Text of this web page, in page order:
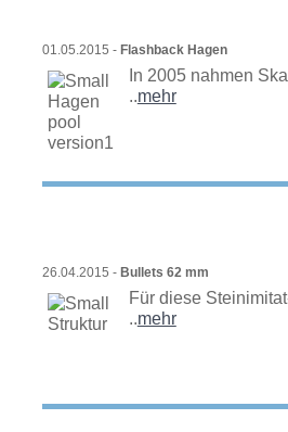
01.05.2015 - Flashback Hagen
In 2005 nahmen
..mehr
26.04.2015 - Bullets 62 mm
Für diese
..mehr